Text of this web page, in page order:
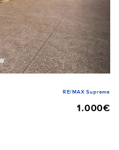
RE/MAX Supreme
1.000€